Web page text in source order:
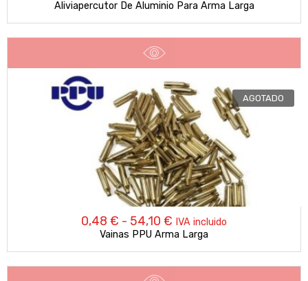
de
precios:
2,65 €
hasta
4,80 €
Aliviapercutor De Aluminio Para Arma Larga
AGOTADO
0,48 € - 54,10 € Rango
de
precios:
IVA incluido
Vainas PPU Arma Larga